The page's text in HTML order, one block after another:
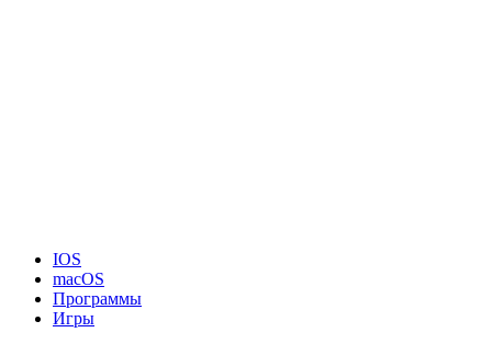
IOS
macOS
Программы
Игры